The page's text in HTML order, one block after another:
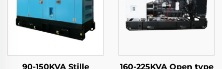
90-150KVA Stille
160-225KVA Open type